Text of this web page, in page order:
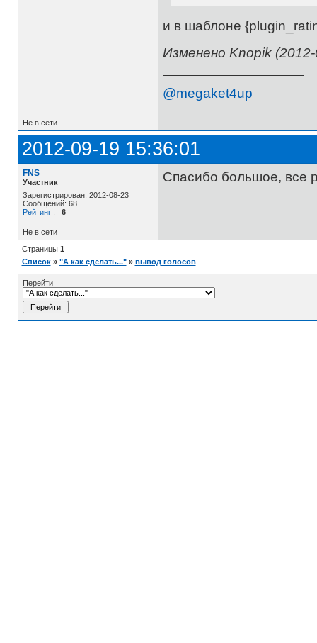
и в шаблоне
Изменено Knopik
@megaket4up
Не в сети
2012-09-19 15:36:01
FNS
Участник
Зарегистрирован: 2012-08-23
Сообщений: 68
Рейтинг: 6
Спасибо большое, все
Не в сети
Страницы 1
Список » "А как сделать..." » вывод голосов
Перейти